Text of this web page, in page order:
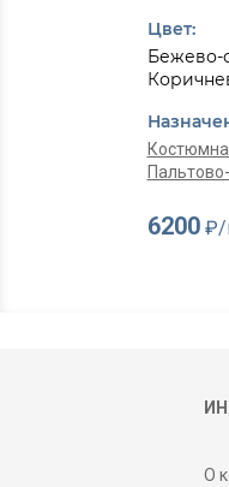
Цвет:
Бежево-
6200₽/
О